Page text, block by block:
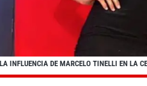
INFLUENCIA DE MARCELO TINELLI EN LA